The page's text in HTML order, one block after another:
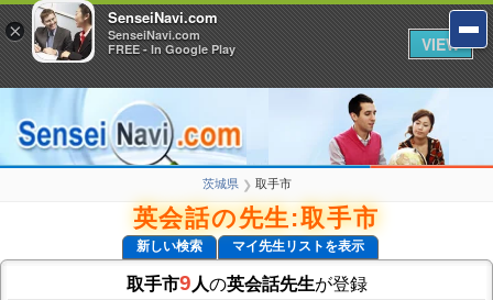
茨城県 ❯ 取手市
英会話の先生:取手市
新しい検索 マイ先生リストを表示
取手市9 人の英会話先生が登録
×
SenseiNavi.com
SenseiNavi.com
FREE - In Google Play
VIEW
×
SenseiNavi.com
SenseiNavi.com
FREE - In Google Play
VIEW